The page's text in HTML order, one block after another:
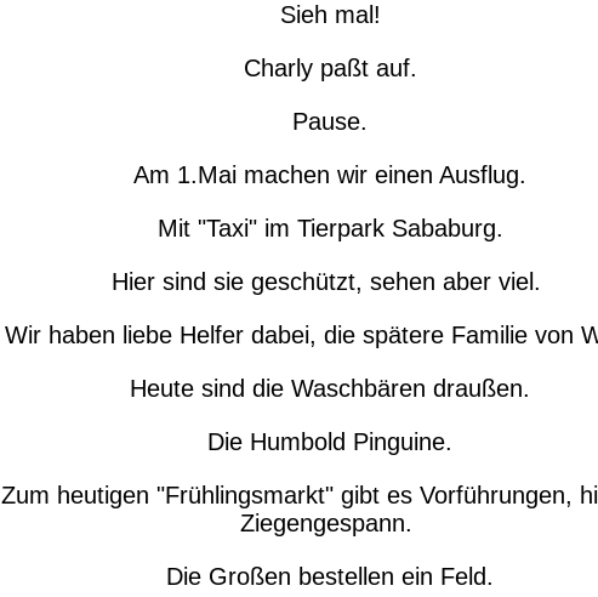
Sieh mal!
Charly paßt auf.
Pause.
Am 1.Mai machen wir einen Ausflug.
Mit "Taxi" im Tierpark Sababurg.
Hier sind sie geschützt, sehen aber viel.
Wir haben liebe Helfer dabei, die spätere Familie von
Heute sind die Waschbären draußen.
Die Humbold Pinguine.
Zum heutigen "Frühlingsmarkt" gibt es Vorführungen,
Ziegengespann.
Die Großen bestellen ein Feld.